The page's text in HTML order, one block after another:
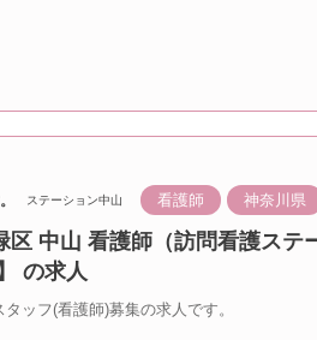
ステーション中山 看護師 神奈川県
中山 看護師（訪問看護ステ
の求人
ッフ(看護師)募集の求人です。